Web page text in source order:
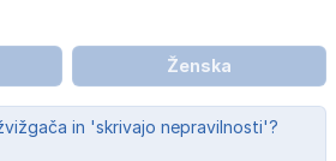
Ženska
in 'skrivajo nepravilnosti'?